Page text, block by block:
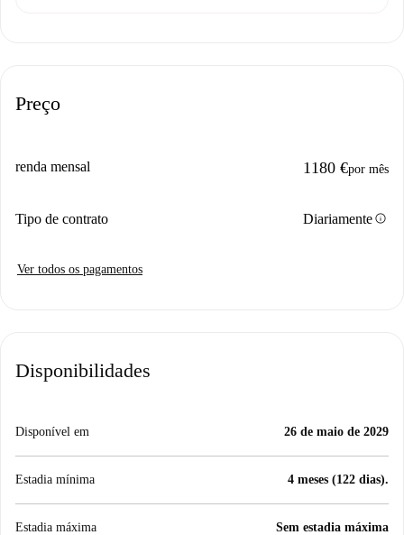
Preço
renda mensal 1180 €por mês
Tipo de contrato Diariamenteinfo
Ver todos os pagamentos
Disponibilidades
Disponível em 26 de maio de 2029
Estadia mínima 4 meses (122 dias).
Estadia máxima Sem estadia máxima